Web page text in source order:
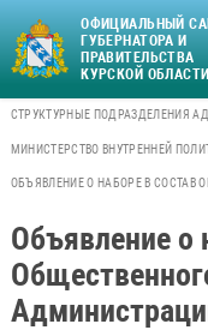
ОФИЦИАЛЬНЫЙ
ГУБЕРНАТОРА И
ПРАВИТЕЛЬСТВА
КУРСКОЙ ОБЛАСТИ
СТРУКТУРНЫЕ ПОДРАЗДЕЛЕНИЯ
МИНИСТЕРСТВО ВНУТРЕННЕЙ
ОБЪЯВЛЕНИЕ О НАБОРЕ В СОСТАВ
Объявление о